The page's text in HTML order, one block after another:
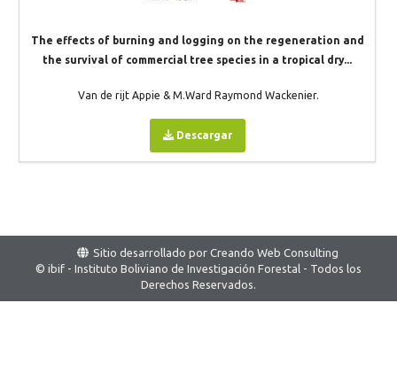
The effects of burning and logging on the regeneration and
the survival of commercial tree species in a tropical dry...
Van de rijt Appie & M.Ward Raymond Wackenier.
Descargar
Sitio desarrollado por Creando Web Consulting
© ibif - Instituto Boliviano de Investigación Forestal - Todos los
Derechos Reservados.